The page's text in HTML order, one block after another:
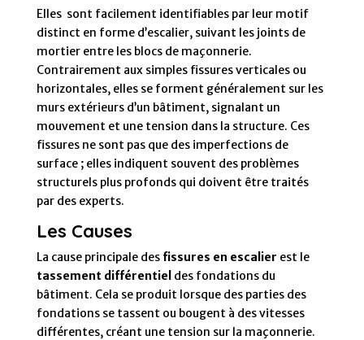
Elles sont facilement identifiables par leur motif
distinct en forme d’escalier, suivant les joints de
mortier entre les blocs de maçonnerie.
Contrairement aux simples fissures verticales ou
horizontales, elles se forment généralement sur les
murs extérieurs d’un bâtiment, signalant un
mouvement et une tension dans la structure. Ces
fissures ne sont pas que des imperfections de
surface ; elles indiquent souvent des problèmes
structurels plus profonds qui doivent être traités
par des experts.
Les Causes
La cause principale des fissures en escalier est le
tassement différentiel des fondations du
bâtiment. Cela se produit lorsque des parties des
fondations se tassent ou bougent à des vitesses
différentes, créant une tension sur la maçonnerie.